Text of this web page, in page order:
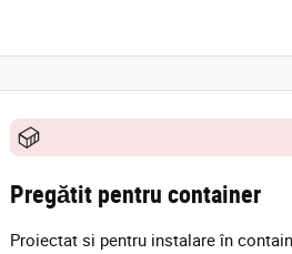
Pregătit pentru container
Proiectat si pentru instalare în